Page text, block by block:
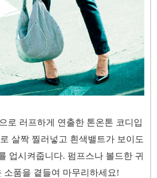
로 러프하게 연출한 톤온톤 코디입
살짝 찔러넣고 흰색밸트가 보이도
업시켜줍니다. 펌프스나 볼드한 귀
소품을 곁들여 마무리하세요!